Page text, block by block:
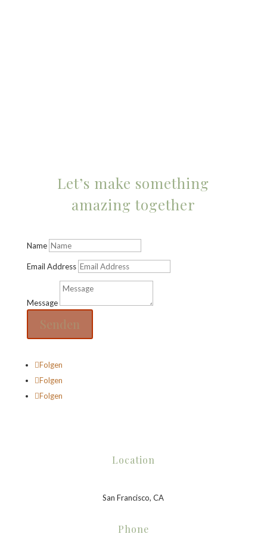
Let’s make something
amazing together
Name
Email Address
Message
Senden
Folgen
Folgen
Folgen
Location
San Francisco, CA
Phone